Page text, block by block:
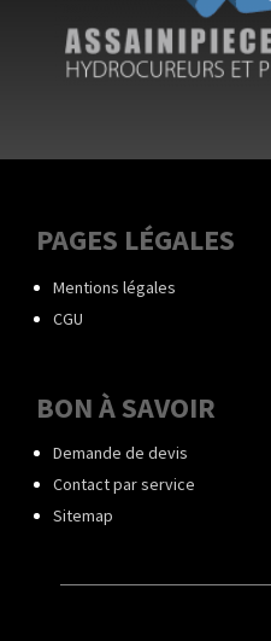
PAGES LÉGALES
Mentions légales
CGU
BON À SAVOIR
Demande de devis
Contact par service
Sitemap